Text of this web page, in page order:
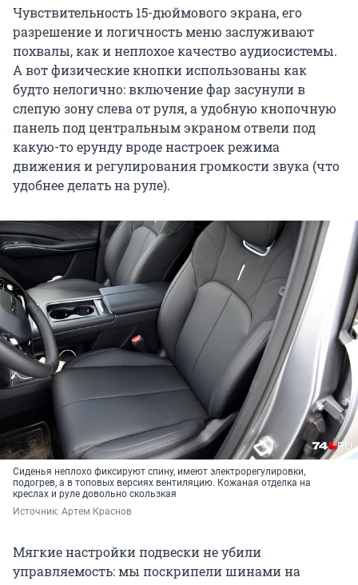
Чувствительность 15-дюймового экрана, его
разрешение и логичность меню заслуживают
похвалы, как и неплохое качество аудиосистемы.
А вот физические кнопки использованы как
будто нелогично: включение фар засунули в
слепую зону слева от руля, а удобную кнопочную
панель под центральным экраном отвели под
какую-то ерунду вроде настроек режима
движения и регулирования громкости звука (что
удобнее делать на руле).
Сиденья неплохо фиксируют спину, имеют электрорегулировки,
подогрев, а в топовых версиях вентиляцию. Кожаная отделка на
креслах и руле довольно скользкая
Источник: Артем Краснов
Мягкие настройки подвески не убили
управляемость: мы поскрипели шинами на